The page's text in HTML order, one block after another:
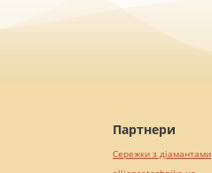
Партнери
Сережки з діамантами